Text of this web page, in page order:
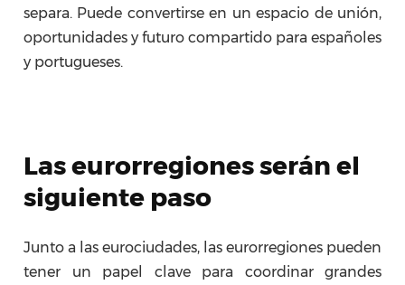
separa. Puede convertirse en un espacio de unión,
oportunidades y futuro compartido para españoles
y portugueses.
Las eurorregiones serán el
siguiente paso
Junto a las eurociudades, las eurorregiones pueden
tener un papel clave para coordinar grandes